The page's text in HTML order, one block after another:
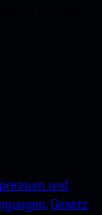
und
Gesetz